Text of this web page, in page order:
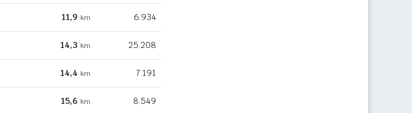
11,9 km 6.934
14,3 km 25.208
14,4 km 7.191
15,6 km 8.549